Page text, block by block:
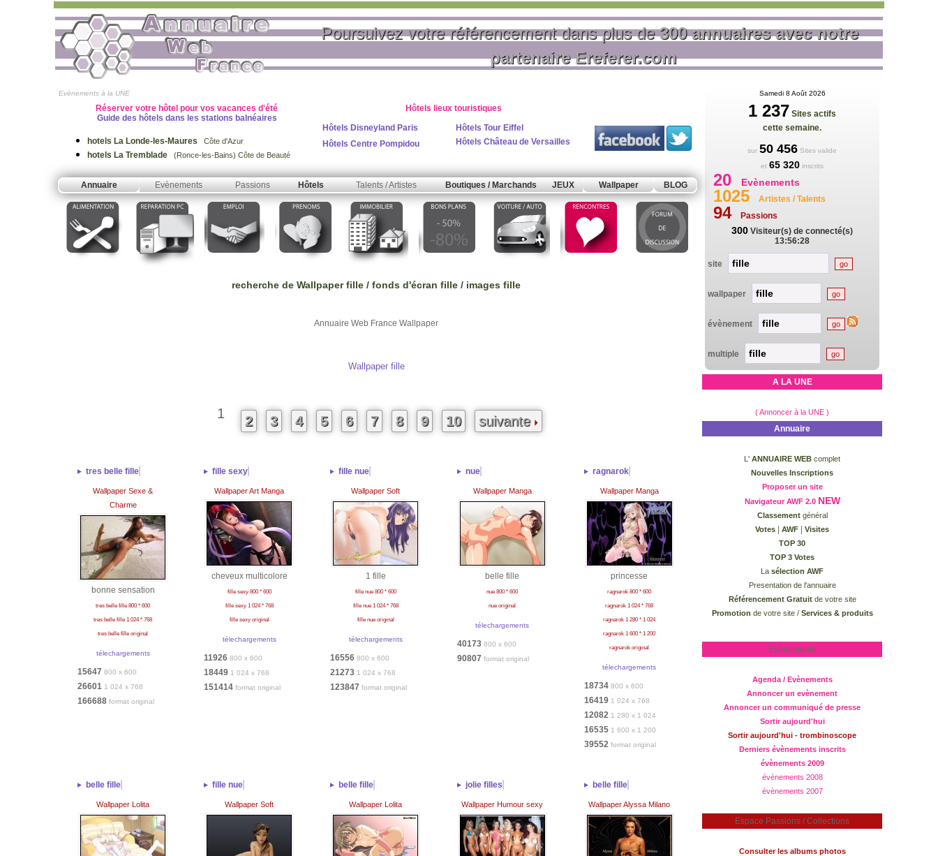
Poursuivez votre référencement dans plus de300 annuaires avec notre
partenaire Ereferer.com
Evènements à la UNE
Réserver votre hôtel pour vos vacances d'été
Guide des hôtels dans les stations balnéaires
hotels La Londe-les-Maures Côte d'Azur
hotels La Tremblade (Ronce-les-Bains) Côte de Beauté
Hôtels lieux touristiques
Hôtels Disneyland Paris
Hôtels Tour Eiffel
Hôtels Centre Pompidou
Hôtels Château de Versailles
Annuaire Evènements Passions Hôtels Talents / Artistes Boutiques / Marchands JEUX Wallpaper BLOG
recherche de Wallpaper fille / fonds d'écran fille / images fille
Annuaire Web France Wallpaper
Wallpaper fille
1 2 3 4 5 6 7 8 9 10 suivante
tres belle fille
Wallpaper Sexe &
Charme
bonne sensation
tres belle fille 800 * 600
tres belle fille 1 024 * 768
tres belle fille original
télechargements
15647 800 x 600
26601 1 024 x 768
166688 format original
fille sexy
Wallpaper Art Manga
cheveux multicolore
fille sexy 800 * 600
fille sexy 1 024 * 768
fille sexy original
télechargements
11926 800 x 600
18449 1 024 x 768
151414 format original
fille nue
Wallpaper Soft
1 fille
fille nue 800 * 600
fille nue 1 024 * 768
fille nue original
télechargements
16556 800 x 600
21273 1 024 x 768
123847 format original
nue
Wallpaper Manga
belle fille
nue 800 * 600
nue original
télechargements
40173 800 x 600
90807 format original
ragnarok
Wallpaper Manga
princesse
ragnarok 800 * 600
ragnarok 1 024 * 768
ragnarok 1 280 * 1 024
ragnarok 1 600 * 1 200
ragnarok original
télechargements
18734 800 x 600
16419 1 024 x 768
12082 1 280 x 1 024
16535 1 600 x 1 200
39552 format original
belle fille
Wallpaper Lolita
fille nue
Wallpaper Soft
belle fille
Wallpaper Lolita
jolie filles
Wallpaper Humour sexy
belle fille
Wallpaper Alyssa Milano
Samedi 8 Août 2026
1 237 Sites actifs
cette semaine.
sur 50 456 Sites valide
et 65 320 inscrits
20 Evènements
1025 Artistes / Talents
94 Passions
300 Visiteur(s) de connecté(s)
13:56:28
site
wallpaper
évènement
multiple
A LA UNE
( Annoncer à la UNE )
Annuaire
L' ANNUAIRE WEB complet
Nouvelles Inscriptions
Proposer un site
Navigateur AWF 2.0 NEW
Classementgénéral
Votes
AWF
Visites
TOP 30
TOP 3 Votes
La sélection AWF
Presentation de l'annuaire
Référencement Gratuitde votre site
Promotion de votre site / Services & produits
Evènements
Agenda / Evènements
Annoncer un evènement
Annoncer un communiqué de presse
Sortir aujourd'hui
Sortir aujourd'hui - trombinoscope
Derniers évènements inscrits
évènements 2009
évènements 2008
évènements 2007
Espace Passions / Collections
Consulter les albums photos